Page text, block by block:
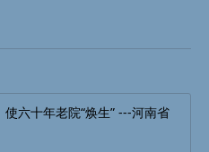
六十年老院“焕生” ---河南省